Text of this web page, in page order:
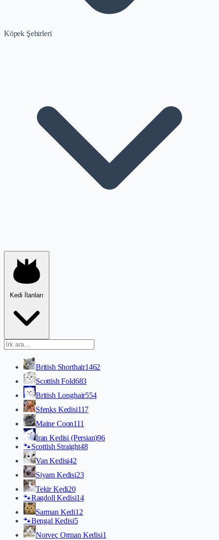
Köpek Şehirleri
Kedi İlanları
British Shorthair1462
Scottish Fold683
British Longhair554
Sfenks Kedisi117
Maine Coon111
İran Kedisi (Persian)96
🐾Scottish Straight48
Van Kedisi42
Siyam Kedisi23
Tekir Kedi20
🐾Ragdoll Kedisi14
Sarman Kedi12
🐾Bengal Kedisi5
Norveç Orman Kedisi1